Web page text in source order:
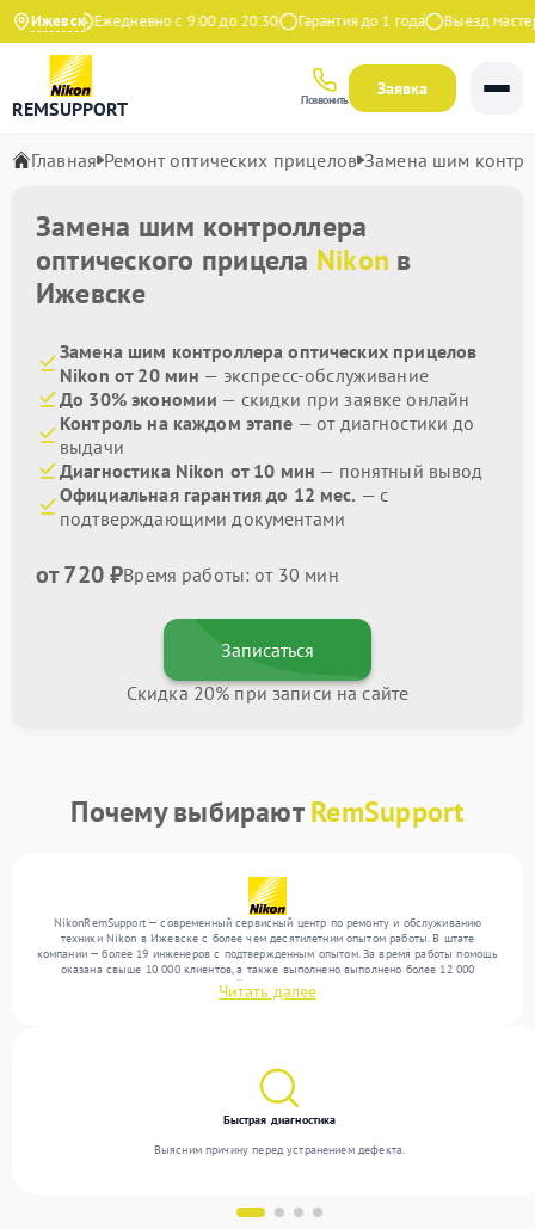
Ижевск
Яндекс Ежедневно с 9:00 до 20:30 Гарантия до 1 года Выезд мастера
REMSUPPORT Позвонить
Заявка
Главная Ремонт оптических прицелов Замена шим
Замена шим контроллера
оптического прицела Nikon в
Ижевске
Замена шим контроллера оптических прицелов
Nikon от 20 мин — экспресс-обслуживание
До 30% экономии — скидки при заявке онлайн
Контроль на каждом этапе — от диагностики до
выдачи
Диагностика Nikon от 10 мин — понятный вывод
Официальная гарантия до 12 мес. — с
подтверждающими документами
от 720 ₽Время работы: от 30 мин
Записаться
Скидка 20% при записи на сайте
Почему выбираютRemSupport
NikonRemSupport — современный сервисный центр по ремонту и обслуживанию
техники Nikon в Ижевске с более чем десятилетним опытом работы. В штате
компании — более 19 инженеров с подтвержденным опытом. За время работы помощь
оказана свыше 10 000 клиентов, а также выполнено выполнено более 12 000
ремонтов. Ежемесячно в сервисный центр поступает свыше 300 единиц техники,
включая , , . Мы беремся за задачи любой сложности и поддерживаем высокий
Читать далее
Быстрая диагностика
Выясним причину перед устранением дефекта.